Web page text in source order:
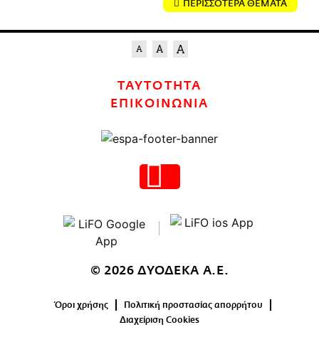
ΠΕΡΙΣΣΟΤΕΡΑ ΘΕΜΑΤΑ
ΤΑΥΤΟΤΗΤΑ
ΕΠΙΚΟΙΝΩΝΙΑ
© 2026 ΔΥΟΔΕΚΑ Α.Ε.
Όροι χρήσης
Πολιτική προστασίας απορρήτου
Διαχείριση Cookies